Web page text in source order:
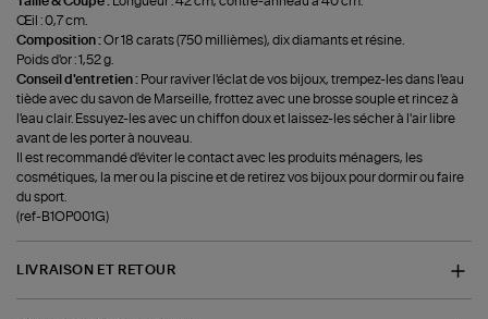
Œil : 0,7 cm.
Composition :Or 18 carats (750 millièmes), dix diamants et résine.
Poids d'or : 1,52 g.
Conseil d'entretien : Pour raviver l'éclat de vos bijoux, trempez-les dans l'eau
tiède avec du savon de Marseille, frottez avec une brosse souple et rincez à
l'eau clair. Essuyez-les avec un chiffon doux et laissez-les sécher à l'air libre
avant de les porter à nouveau.
Il est recommandé d'éviter le contact avec les produits ménagers, les
cosmétiques, la mer ou la piscine et de retirez vos bijoux pour dormir ou faire
du sport.
(ref-B1OP001G)
LIVRAISON ET RETOUR